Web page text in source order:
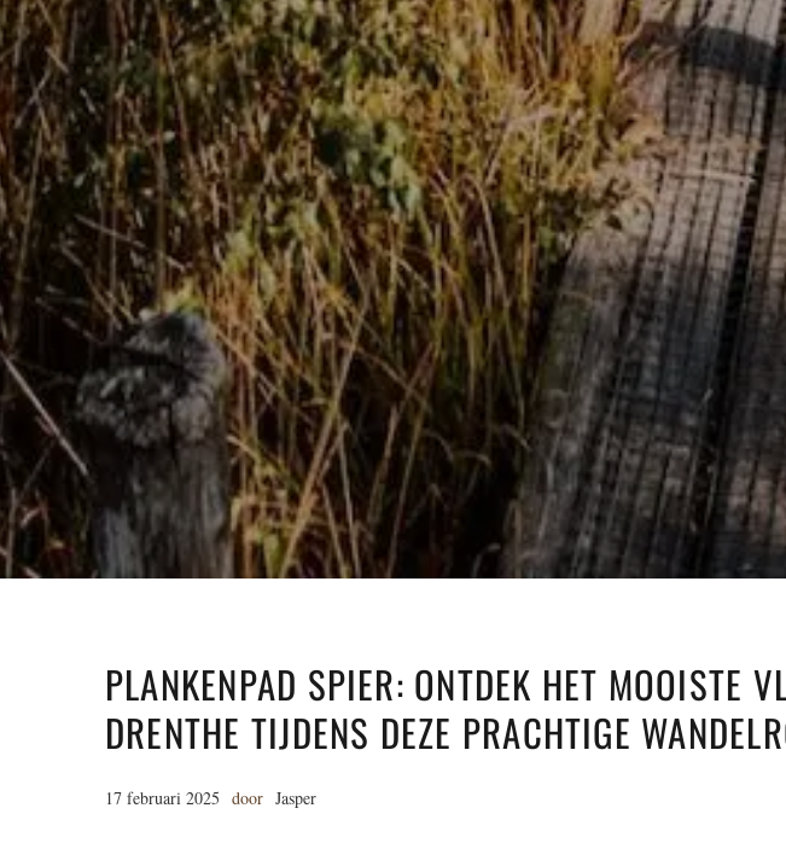
PLANKENPAD SPIER: ONTDEK HET MOOISTE
DRENTHE TIJDENS DEZE PRACHTIGE
17 februari 2025 door Jasper